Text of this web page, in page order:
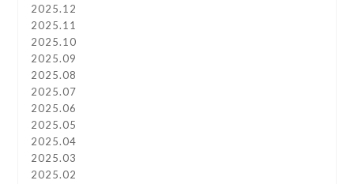
2025.12
2025.11
2025.10
2025.09
2025.08
2025.07
2025.06
2025.05
2025.04
2025.03
2025.02